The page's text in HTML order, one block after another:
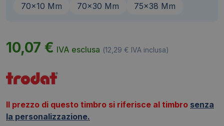
70x10 Mm
70x30 Mm 75x38 Mm
10,07 € IVA esclusa (12,29 € IVA inclusa)
Il prezzo di questo timbro si riferisce al timbro senza
la personalizzazione.